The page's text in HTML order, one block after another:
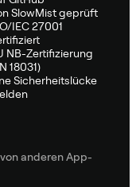
SlowMist geprüft
IEC 27001
NB-Zertifizierung
18031)
Sicherheitslücke
anderen App-